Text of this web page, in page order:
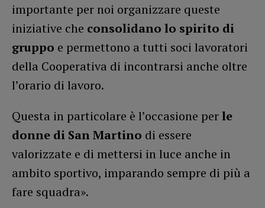
importante per noi organizzare queste
iniziative che consolidano lo spirito di
gruppo e permettono a tutti soci lavoratori
della Cooperativa di incontrarsi anche oltre
l’orario di lavoro.
Questa in particolare è l’occasione perle
donne di San Martino di essere
valorizzate e di mettersi in luce anche in
ambito sportivo, imparando sempre di più a
fare squadra».